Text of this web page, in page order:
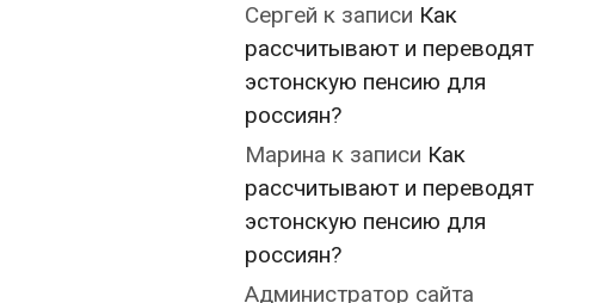
Сергей к записи Как
рассчитывают и переводят
эстонскую пенсию для
россиян?
Марина к записи Как
рассчитывают и переводят
эстонскую пенсию для
россиян?
Администратор сайта